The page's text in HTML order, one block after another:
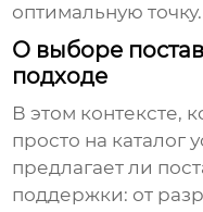
оптимальную точку.
О выборе
подходе
В этом контексте,
просто на каталог
предлагает ли
поддержки: от